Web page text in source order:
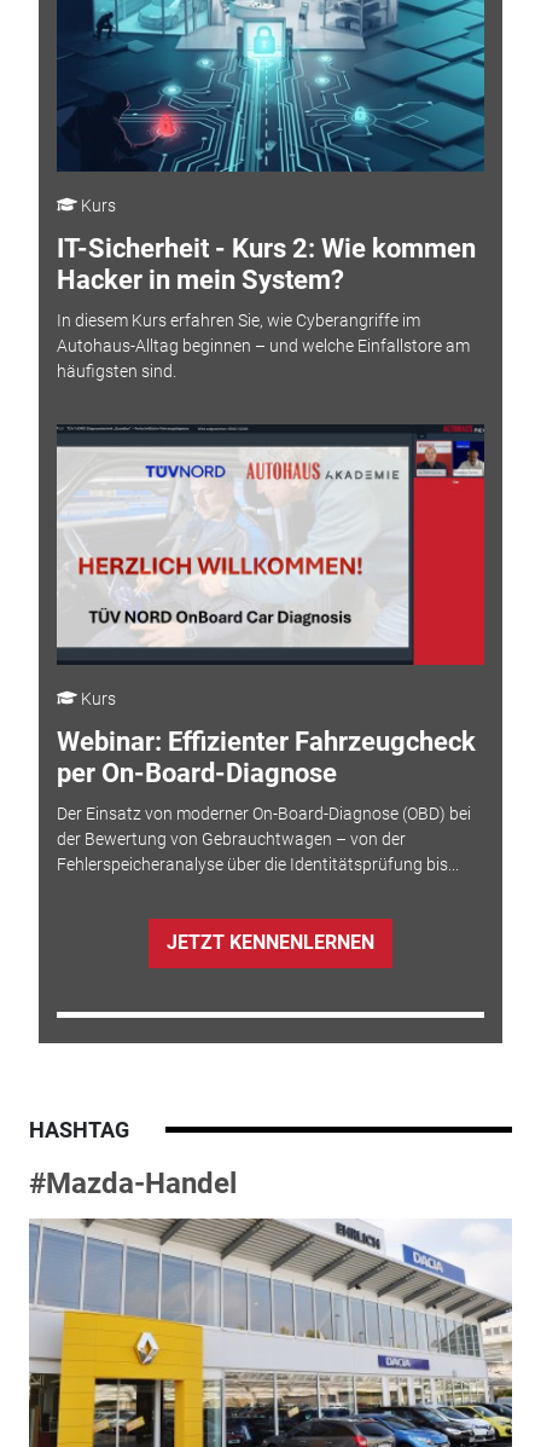
Kurs
IT-Sicherheit - Kurs 2: Wie kommen
Hacker in mein System?
In diesem Kurs erfahren Sie, wie Cyberangriffe im
Autohaus-Alltag beginnen – und welche Einfallstore am
häufigsten sind.
Kurs
Webinar: Effizienter Fahrzeugcheck
per On-Board-Diagnose
Der Einsatz von moderner On-Board-Diagnose (OBD) bei
der Bewertung von Gebrauchtwagen – von der
Fehlerspeicheranalyse über die Identitätsprüfung bis...
JETZT KENNENLERNEN
HASHTAG
#Mazda-Handel